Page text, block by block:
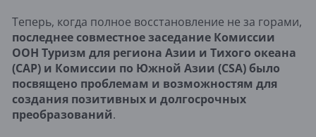
Теперь, когда полное восстановление не за горами,
последнее совместное заседание Комиссии
ООН Туризм для региона Азии и Тихого океана
(CAP) и Комиссии по Южной Азии (CSA) было
посвящено проблемам и возможностям для
создания позитивных и долгосрочных
преобразований.